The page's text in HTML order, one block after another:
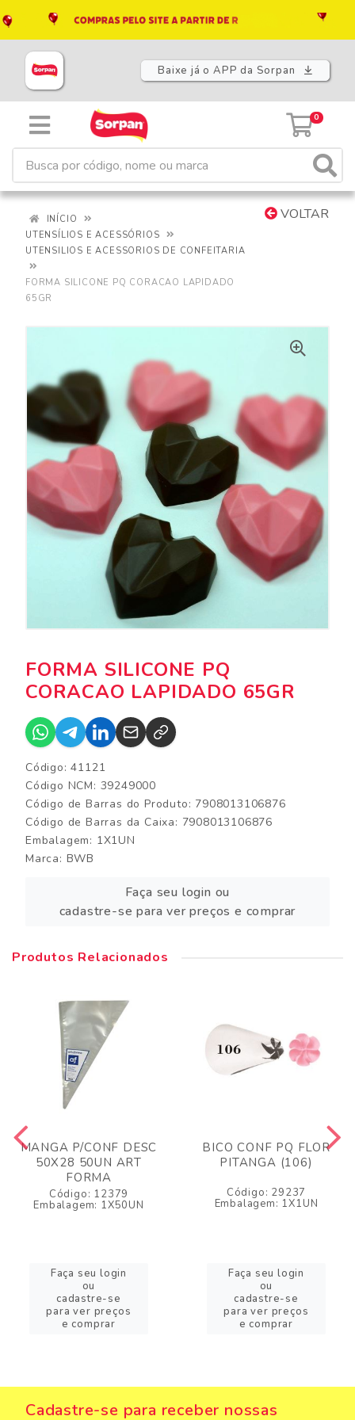
Baixe já o APP da Sorpan
0
VOLTAR
INÍCIO
UTENSÍLIOS E ACESSÓRIOS
UTENSILIOS E ACESSORIOS DE CONFEITARIA
FORMA SILICONE PQ CORACAO LAPIDADO
65GR
FORMA SILICONE PQ
CORACAO LAPIDADO 65GR
Código: 41121
Código NCM: 39249000
Código de Barras do Produto: 7908013106876
Código de Barras da Caixa: 7908013106876
Embalagem: 1X1UN
Marca: BWB
Faça seu login ou
cadastre-se para ver preços e comprar
Produtos Relacionados
MANGA P/CONF DESC
50X28 50UN ART
FORMA
Código: 12379
Embalagem: 1X50UN
Faça seu login
ou
cadastre-se
para ver preços
e comprar
BICO CONF PQ FLOR
PITANGA (106)
Código: 29237
Embalagem: 1X1UN
Faça seu login
ou
cadastre-se
para ver preços
e comprar
Cadastre-se para receber nossas